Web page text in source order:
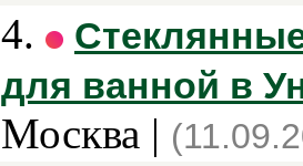
4.
для ванной в
Москва |